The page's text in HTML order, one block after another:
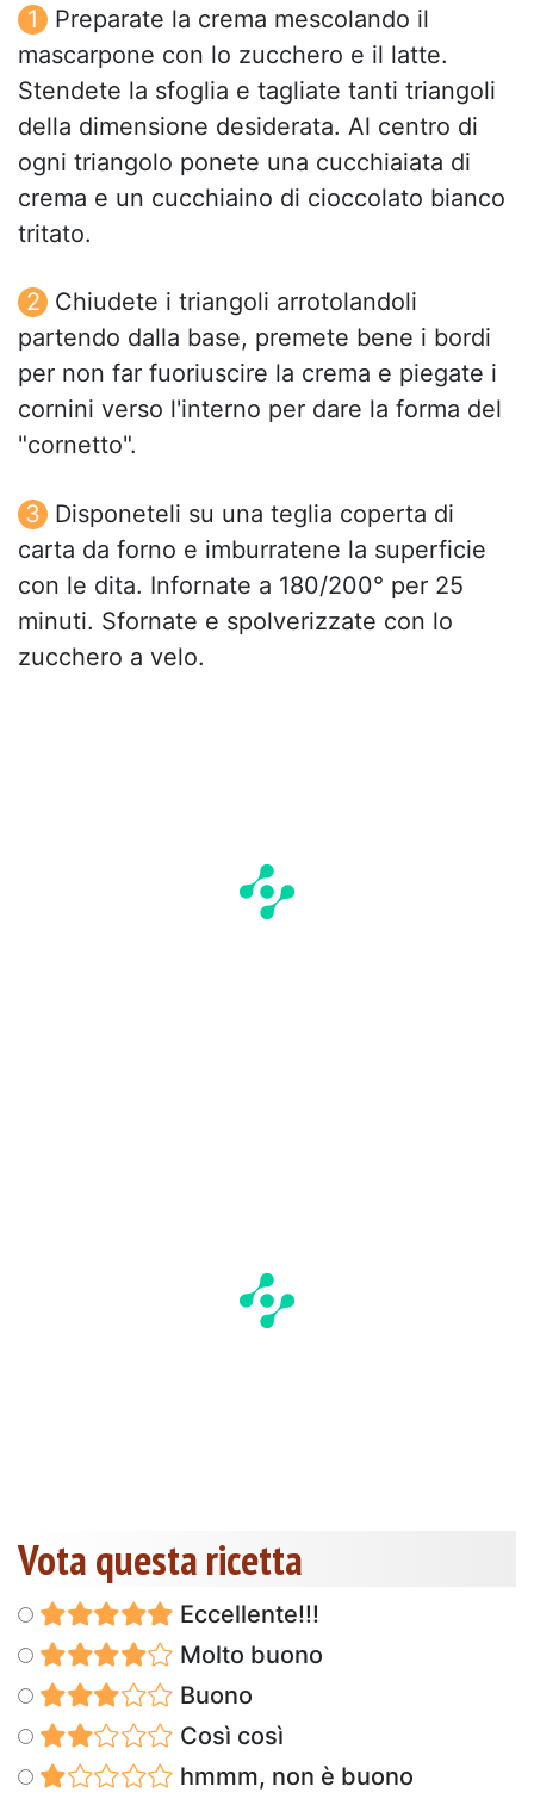
Preparate la crema mescolando il
mascarpone con lo zucchero e il latte.
Stendete la sfoglia e tagliate tanti triangoli
della dimensione desiderata. Al centro di
ogni triangolo ponete una cucchiaiata di
crema e un cucchiaino di cioccolato bianco
tritato.
Chiudete i triangoli arrotolandoli
partendo dalla base, premete bene i bordi
per non far fuoriuscire la crema e piegate i
cornini verso l'interno per dare la forma del
"cornetto".
Disponeteli su una teglia coperta di
carta da forno e imburratene la superficie
con le dita. Infornate a 180/200° per 25
minuti. Sfornate e spolverizzate con lo
zucchero a velo.
Vota questa ricetta
Eccellente!!!
Molto buono
Buono
Così così
hmmm, non è buono